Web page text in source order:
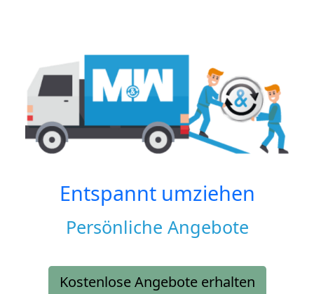
Entspannt umziehen
Persönliche Angebote
Kostenlose Angebote erhalten